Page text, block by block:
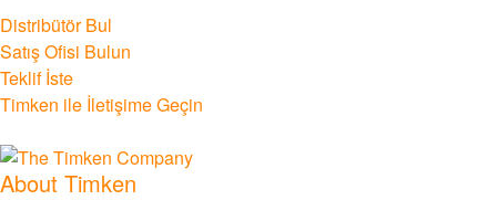
Yiyecek ve içecek
Tüm Piyasaları Keşfet
Distribütör Bul
Satış Ofisi Bulun
Teklif İste
Timken ile İletişime Geçin
About Timken